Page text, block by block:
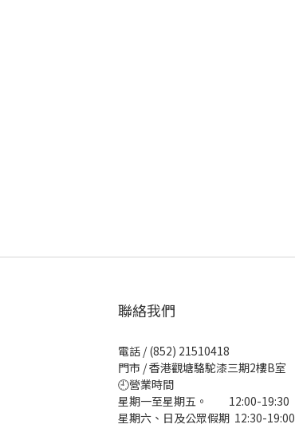
聯絡我們
電話 / (852) 21510418
門市 / 香港觀塘駱駝漆三期2樓B室
🕘營業時間
星期一至星期五。 12:00-19:30
星期六、日及公眾假期 12:30-19:00